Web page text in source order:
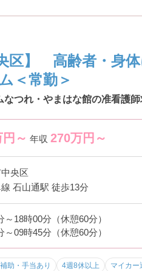
区】 高齢者・身
＜常勤＞
つれ・やまはな館の准看護
円～ 年収 270万円～
央区
石山通駅 徒歩13分
～18時00分（休憩60分）
～09時45分（休憩60分）
助・手当あり 4週8休以上 マイカー